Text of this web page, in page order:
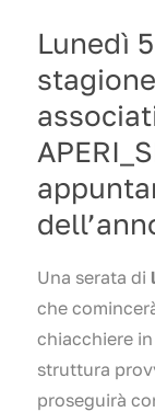
Lunedì
Una serata di
che
chiacchiere
struttura
proseguirà